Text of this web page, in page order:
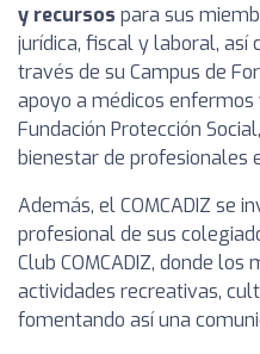
y recursos para sus
jurídica, fiscal y laboral, así
través de su Campus de
apoyo a médicos
Fundación Protección
bienestar de profesionales
Además, el COMCADIZ se
profesional de sus
Club COMCADIZ, donde
actividades recreativas,
fomentando así una